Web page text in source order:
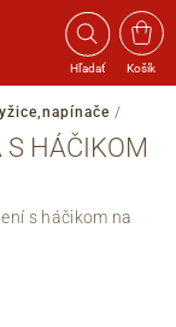
Hľadať Košík
/
S HÁČIKOM
s háčikom na